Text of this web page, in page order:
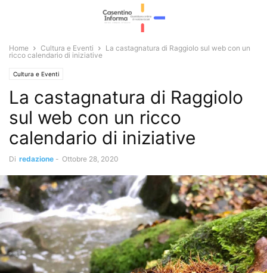
Home Cultura e Eventi
La castagnatura di Raggiolo sul web con un
ricco calendario di iniziative
Cultura e Eventi
La castagnatura di Raggiolo
sul web con un ricco
calendario di iniziative
Di redazione - Ottobre 28, 2020